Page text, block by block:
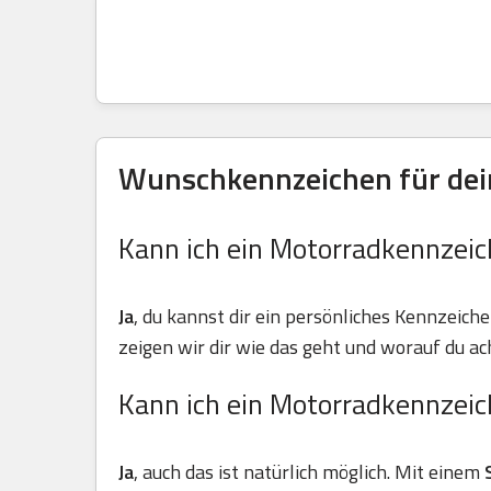
Wunschkennzeichen für
Kann ich ein
Ja, du kannst dir ein persönliches
zeigen wir dir wie das geht und worauf du
Kann ich ein
Ja, auch das ist natürlich möglich. Mit einem